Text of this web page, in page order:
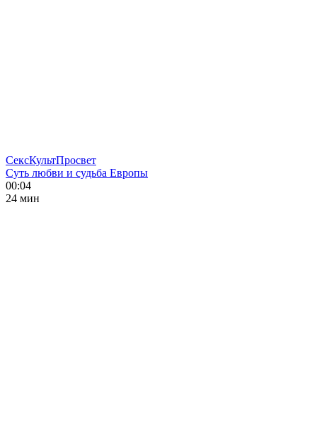
СексКультПросвет
Суть любви и судьба Европы
00:04
24 мин